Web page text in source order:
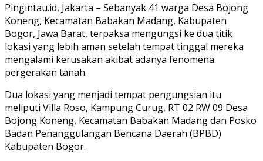
Pingintau.id, Jakarta – Sebanyak 41 warga Desa Bojong
Koneng, Kecamatan Babakan Madang, Kabupaten
Bogor, Jawa Barat, terpaksa mengungsi ke dua titik
lokasi yang lebih aman setelah tempat tinggal mereka
mengalami kerusakan akibat adanya fenomena
pergerakan tanah.
Dua lokasi yang menjadi tempat pengungsian itu
meliputi Villa Roso, Kampung Curug, RT 02 RW 09 Desa
Bojong Koneng, Kecamatan Babakan Madang dan Posko
Badan Penanggulangan Bencana Daerah (BPBD)
Kabupaten Bogor.